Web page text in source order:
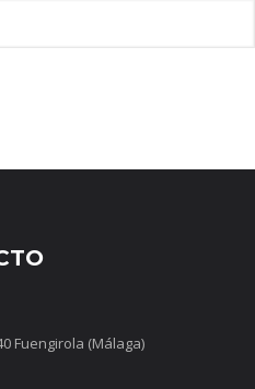
Fuengirola (Málaga)